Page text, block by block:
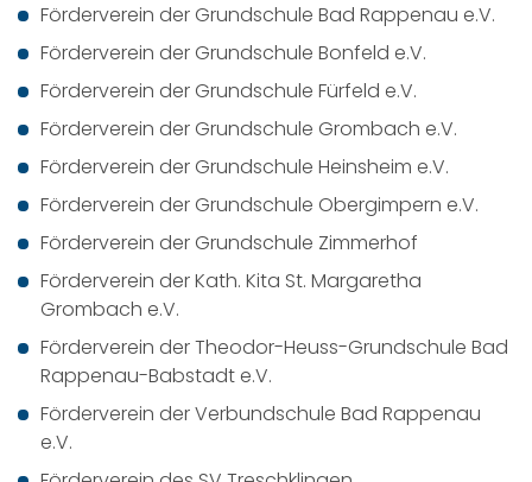
Förderverein der Grundschule Bad Rappenau e.V.
Förderverein der Grundschule Bonfeld e.V.
Förderverein der Grundschule Fürfeld e.V.
Förderverein der Grundschule Grombach e.V.
Förderverein der Grundschule Heinsheim e.V.
Förderverein der Grundschule Obergimpern e.V.
Förderverein der Grundschule Zimmerhof
Förderverein der Kath. Kita St. Margaretha
Grombach e.V.
Förderverein der Theodor-Heuss-Grundschule Bad
Rappenau-Babstadt e.V.
Förderverein der Verbundschule Bad Rappenau
e.V.